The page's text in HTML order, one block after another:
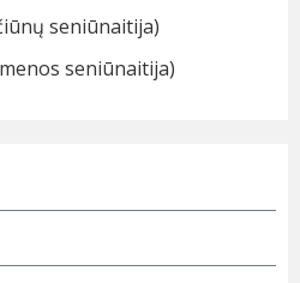
seniūnaitija)
seniūnaitija)